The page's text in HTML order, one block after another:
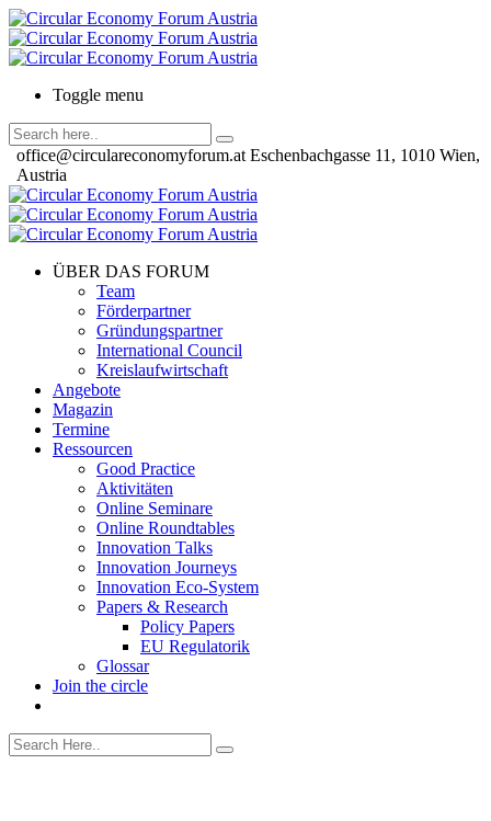
Toggle menu
office@circulareconomyforum.at Eschenbachgasse 11, 1010 Wien,
Austria
ÜBER DAS FORUM
Team
Förderpartner
Gründungspartner
International Council
Kreislaufwirtschaft
Angebote
Magazin
Termine
Ressourcen
Good Practice
Aktivitäten
Online Seminare
Online Roundtables
Innovation Talks
Innovation Journeys
Innovation Eco-System
Papers & Research
Policy Papers
EU Regulatorik
Glossar
Join the circle